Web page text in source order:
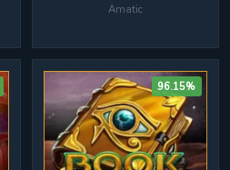
Amatic
96.15%